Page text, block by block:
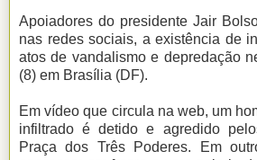
Apoiadores do presidente Jair
nas redes sociais, a existência de
atos de vandalismo e depredação
(8) em Brasília (DF).
Em vídeo que circula na web, um
infiltrado é detido e agredido
Praça dos Três Poderes. Em